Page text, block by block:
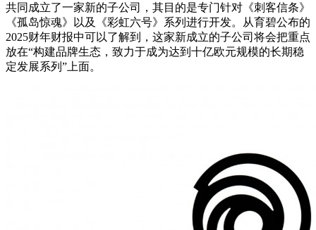
共同成立了一家新的子公司，其目的是专门针对《刺客信条》
《孤岛惊魂》以及《彩虹六号》系列进行开发。从育碧公布的
2025财年财报中可以了解到，这家新成立的子公司将会把重点
放在“构建品牌生态，致力于成为达到十亿欧元规模的长期稳
定发展系列”上面。